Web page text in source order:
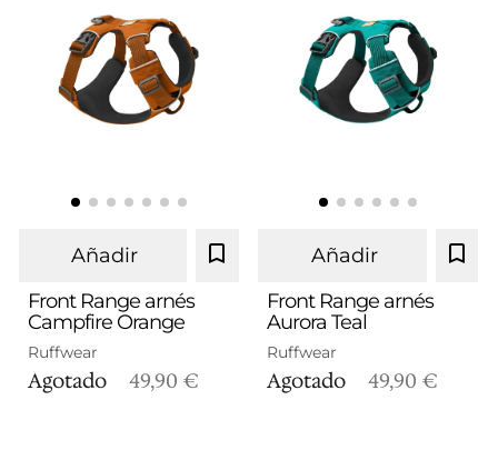
XS S
Añadir
Front Range arnés
Campfire Orange
Ruffwear
Agotado 49,90 €
S
Añadir
Front Range arnés
Aurora Teal
Ruffwear
Agotado 49,90 €